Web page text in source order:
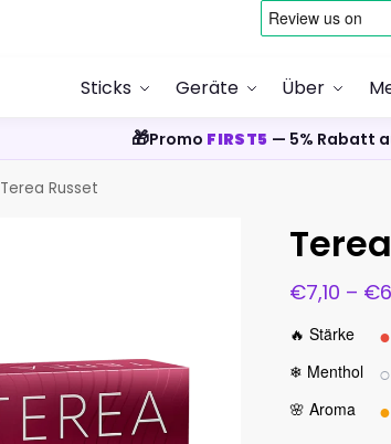
Sticks Geräte Über
🎁Promo FIRST5 — 5% Rabatt
Terea Russet
€7,10 – €
🔥 Stärke
❄ Menthol
🌸 Aroma